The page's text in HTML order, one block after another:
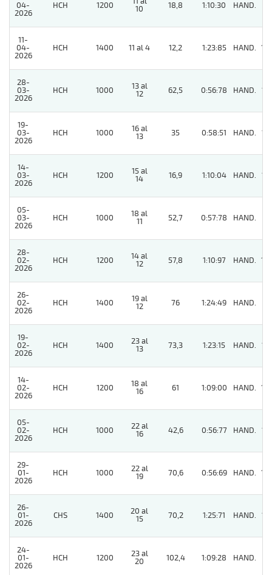
04-
2026
HCH 1200
10
18,8 1:10:30 HAND.
11-
04-
2026
HCH 1400 11 al 4 12,2 1:23:85 HAND. 10
28-
03-
2026
HCH 1000
13 al
12
62,5 0:56:78 HAND. 13
19-
03-
2026
HCH 1000
16 al
13
35 0:58:51 HAND. 12
14-
03-
2026
HCH 1200
15 al
14
16,9 1:10:04 HAND. 13
05-
03-
2026
HCH 1000
18 al
11
52,7 0:57:78 HAND.
28-
02-
2026
HCH 1200
14 al
12
57,8 1:10:97 HAND. 14
26-
02-
2026
HCH 1400
19 al
12
76 1:24:49 HAND.
19-
02-
2026
HCH 1400
23 al
13
73,3 1:23:15 HAND. 12
14-
02-
2026
HCH 1200
18 al
16
61 1:09:00 HAND. 14
05-
02-
2026
HCH 1000
22 al
16
42,6 0:56:77 HAND. 12
29-
01-
2026
HCH 1000
22 al
19
70,6 0:56:69 HAND. 10
26-
01-
2026
CHS 1400
20 al
15
70,2 1:25:71 HAND. 12
24-
01-
2026
HCH 1200
23 al
20
102,4 1:09:28 HAND.